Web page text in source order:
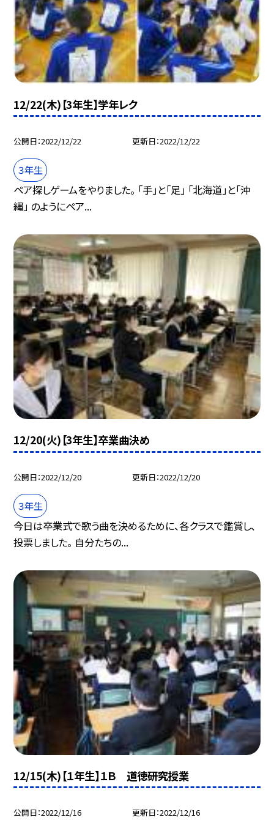
12/22(木)【3年生】学年レク
公開日 2022/12/22 更新日 2022/12/22
３年生
ペア探しゲームをやりました。 「手」と「足」 「北海道」と「沖
縄」 のようにペア...
12/20(火)【3年生】卒業曲決め
公開日 2022/12/20 更新日 2022/12/20
３年生
今日は卒業式で歌う曲を決めるために、各クラスで鑑賞し、
投票しました。 自分たちの...
12/15(木)【１年生】１Ｂ 道徳研究授業
公開日 2022/12/16 更新日 2022/12/16